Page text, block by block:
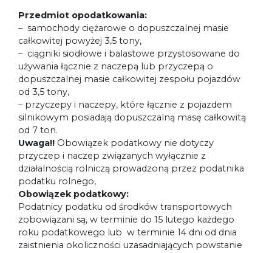
Przedmiot opodatkowania:
– samochody ciężarowe o dopuszczalnej masie
całkowitej powyżej 3,5 tony,
– ciągniki siodłowe i balastowe przystosowane do
używania łącznie z naczepą lub przyczepą o
dopuszczalnej masie całkowitej zespołu pojazdów
od 3,5 tony,
– przyczepy i naczepy, które łącznie z pojazdem
silnikowym posiadają dopuszczalną masę całkowitą
od 7 ton.
Uwaga!! Obowiązek podatkowy nie dotyczy
przyczep i naczep związanych wyłącznie z
działalnością rolniczą prowadzoną przez podatnika
podatku rolnego,
Obowiązek podatkowy:
Podatnicy podatku od środków transportowych
zobowiązani są, w terminie do 15 lutego każdego
roku podatkowego lub w terminie 14 dni od dnia
zaistnienia okoliczności uzasadniających powstanie